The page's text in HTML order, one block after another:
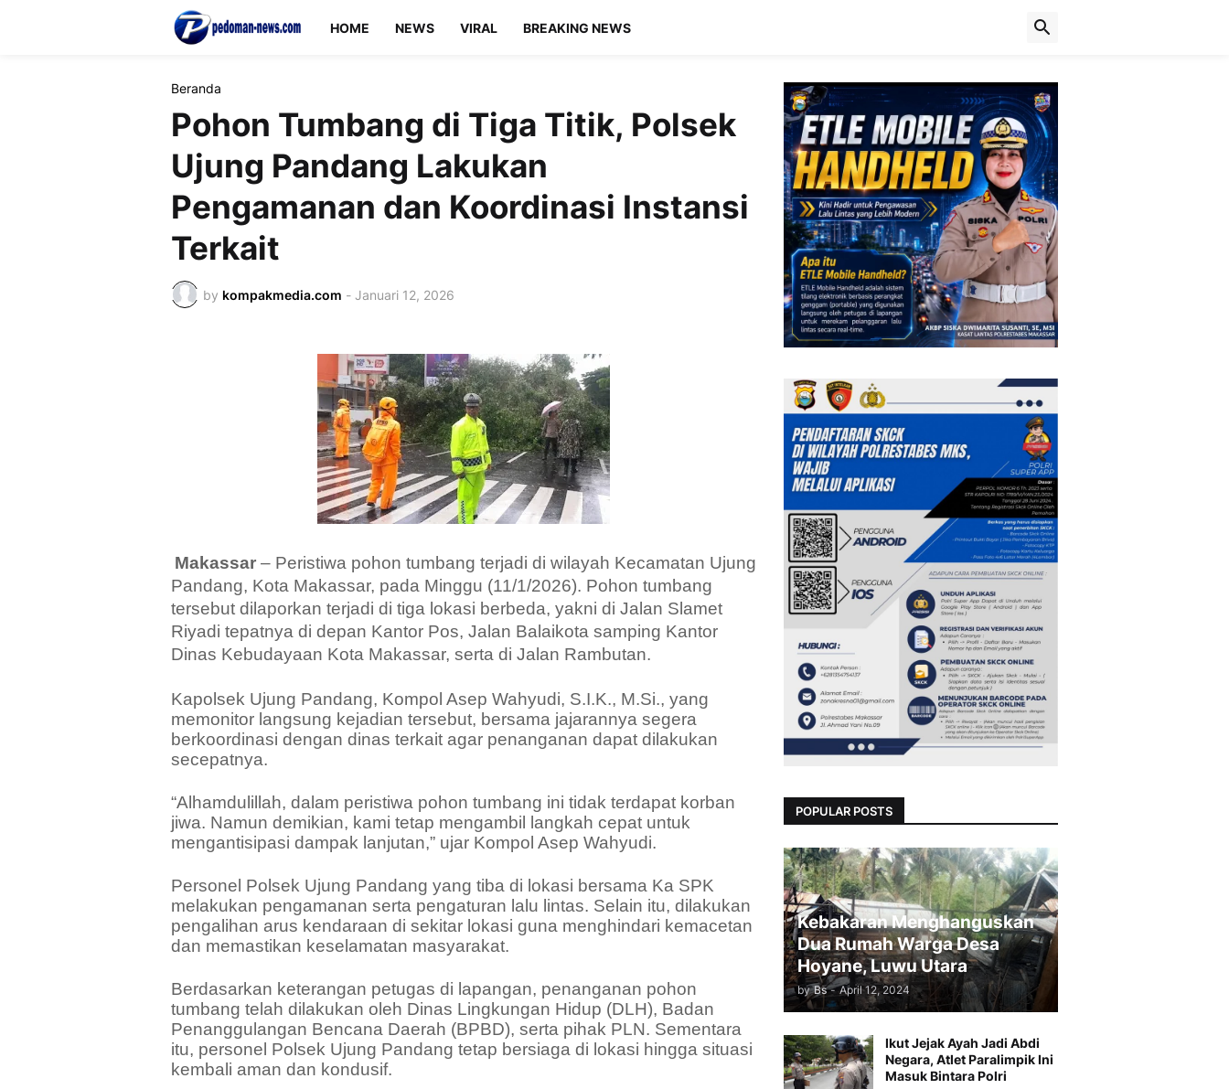
HOME NEWS VIRAL BREAKING NEWS
Beranda
Pohon Tumbang di Tiga Titik, Polsek
Ujung Pandang Lakukan
Pengamanan dan Koordinasi Instansi
Terkait
by kompakmedia.com - Januari 12, 2026
Makassar – Peristiwa pohon tumbang terjadi di wilayah Kecamatan Ujung
Pandang, Kota Makassar, pada Minggu (11/1/2026). Pohon tumbang
tersebut dilaporkan terjadi di tiga lokasi berbeda, yakni di Jalan Slamet
Riyadi tepatnya di depan Kantor Pos, Jalan Balaikota samping Kantor
Dinas Kebudayaan Kota Makassar, serta di Jalan Rambutan.
Kapolsek Ujung Pandang, Kompol Asep Wahyudi, S.I.K., M.Si., yang
memonitor langsung kejadian tersebut, bersama jajarannya segera
berkoordinasi dengan dinas terkait agar penanganan dapat dilakukan
secepatnya.
“Alhamdulillah, dalam peristiwa pohon tumbang ini tidak terdapat korban
jiwa. Namun demikian, kami tetap mengambil langkah cepat untuk
mengantisipasi dampak lanjutan,” ujar Kompol Asep Wahyudi.
Personel Polsek Ujung Pandang yang tiba di lokasi bersama Ka SPK
melakukan pengamanan serta pengaturan lalu lintas. Selain itu, dilakukan
pengalihan arus kendaraan di sekitar lokasi guna menghindari kemacetan
dan memastikan keselamatan masyarakat.
Berdasarkan keterangan petugas di lapangan, penanganan pohon
tumbang telah dilakukan oleh Dinas Lingkungan Hidup (DLH), Badan
Penanggulangan Bencana Daerah (BPBD), serta pihak PLN. Sementara
itu, personel Polsek Ujung Pandang tetap bersiaga di lokasi hingga situasi
kembali aman dan kondusif.
POPULAR POSTS
Kebakaran Menghanguskan
Dua Rumah Warga Desa
Hoyane, Luwu Utara
by Bs - April 12, 2024
Ikut Jejak Ayah Jadi Abdi
Negara, Atlet Paralimpik Ini
Masuk Bintara Polri